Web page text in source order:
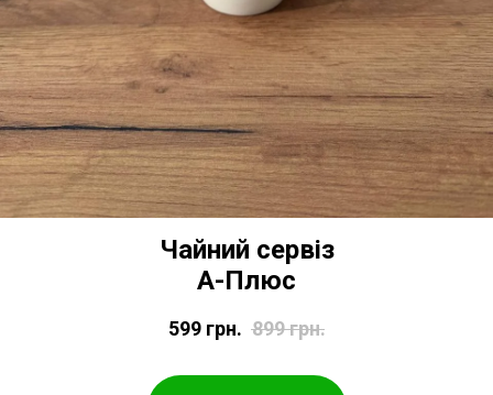
Чайний сервіз
А-Плюс
599 грн. 899грн.